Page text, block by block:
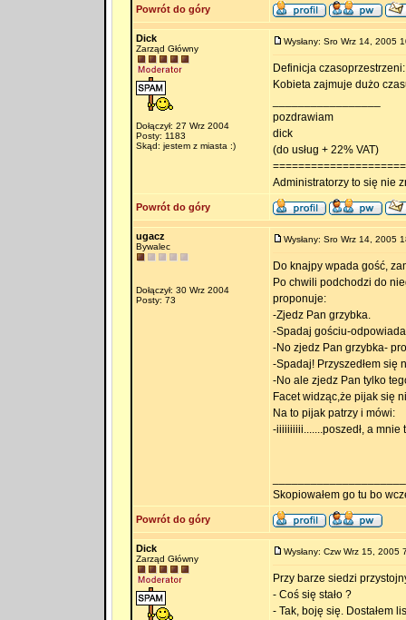
Powrót do góry
Dick
Zarząd Główny
Dołączył: 27 Wrz 2004
Posty: 1183
Skąd: jestem z miasta :)
Wysłany: Sro Wrz 14, 2005
Definicja czasoprzestrzeni:
Kobieta zajmuje dużo
pozdrawiam
dick
(do usług + 22% VAT)
Administratorzy to się nie
Powrót do góry
ugacz
Bywalec
Dołączył: 30 Wrz 2004
Posty: 73
Wysłany: Sro Wrz 14, 2005
Do knajpy wpada gość,
Po chwili podchodzi do
proponuje:
-Zjedz Pan grzybka.
-Spadaj gościu-
-No zjedz Pan grzybka-
-Spadaj! Przyszedłem się
-No ale zjedz Pan tylko
Facet widząc,że pijak się
Na to pijak patrzy i mówi:
-iiiiiiiiii.......poszedł, a mnie
Skopiowałem go tu bo
Powrót do góry
Dick
Zarząd Główny
Wysłany: Czw Wrz 15, 2005
Przy barze siedzi
- Coś się stało ?
- Tak, boję się. Dostałem